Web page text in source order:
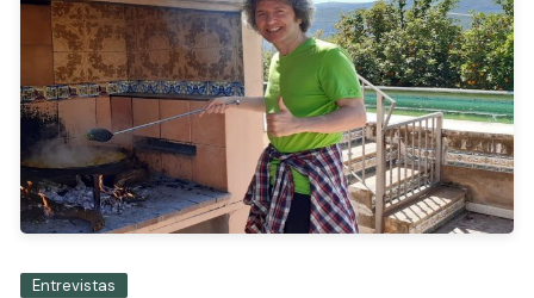
Entrevistas